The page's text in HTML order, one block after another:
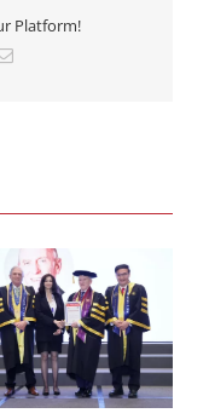
Platform!
Email